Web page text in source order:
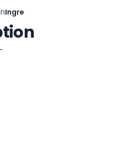
Ingre